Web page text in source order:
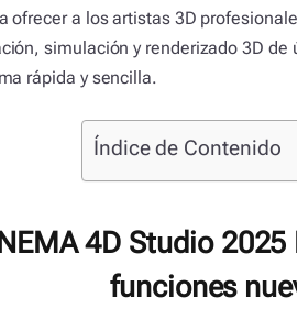
ofrecer a los artistas 3D
simulación y renderizado 3D
rápida y sencilla.
Índice de Contenido
4D Studio
funciones